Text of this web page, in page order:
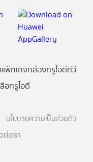
แพ็กเกจกล่องทรูไอดีทีวี
อทรูไอดี
นโยบายความเป็นส่วนตัว
ต่อเรา